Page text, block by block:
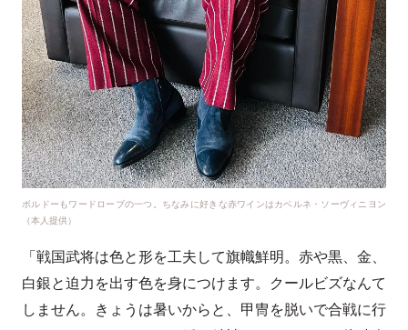
ボルドーもワードローブの一つ。ちなみに好きな赤ワインはカベルネ・ソーヴィニヨン
（本人提供）
「戦国武将は色と形を工夫して旗幟鮮明。赤や黒、金、
白銀と迫力を出す色を身につけます。クールビズなんて
しません。きょうは暑いからと、甲冑を脱いで合戦に行